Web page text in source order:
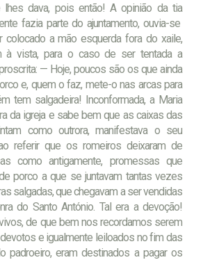
lhes dava, pois então! A opinião da tia
fazia parte do ajuntamento, ouvia-se
colocado a mão esquerda fora do xaile,
à vista, para o caso de ser tentada a
— Hoje, poucos são os que ainda
e, quem o faz, mete-o nas arcas para
tem salgadeira! Inconformada, a Maria
da igreja e sabe bem que as caixas das
como outrora, manifestava o seu
referir que os romeiros deixaram de
como antigamente, promessas que
porco a que se juntavam tantas vezes
salgadas, que chegavam a ser vendidas
do Santo António. Tal era a devoção!
de que bem nos recordamos serem
e igualmente leiloados no fim das
padroeiro, eram destinados a pagar os